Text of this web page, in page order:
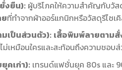
งยืน): ผู้บริโภคให้ความสำคัญกับวั
ที่ทำจากผ้าออร์แกนิกหรือวัสดุรีไซเ
เป็นส่วนตัว): เสื้อพิมพ์ลายตามสั่
เหมือนใครและสะท้อนถึงความชอบ
คเก่า): เทรนด์แฟชั่นยุค 80s และ